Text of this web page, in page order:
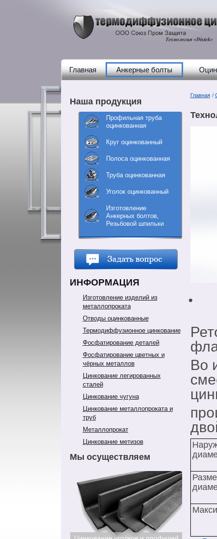
Главная Анкерные болты
Наша продукция
Профильная труба
оцинкованная
Круг оцинкованный
Полоса оцинкованная
Труба оцинкованная
Уголок оцинкованный
Изготовление
Анкерных болтов,
Резьбовой шпильки
ИНФОРМАЦИЯ
Изготовление изделий из
металлопроката
Отводы оцинкованные
Термодиффузионное цинкование
Фосфатирование деталей
Фосфатирование цветных и
чёрных металлов
Цинкование легированных
сталей
Цинкование чугуна
Цинкование металлопроката и
труб
Металлопрокат
Цинкование метизов
Мы осуществляем
Главная /
Во